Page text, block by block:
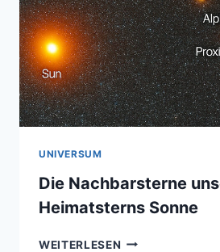
UNIVERSUM
Die Nachbarsterne
Heimatsterns Sonne
WEITERLESEN DIE